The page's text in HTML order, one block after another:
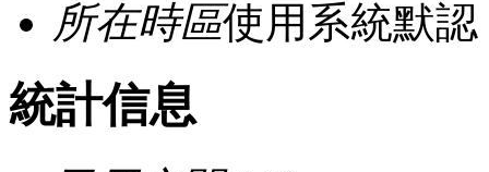
所在時區使用系統默認
統計信息